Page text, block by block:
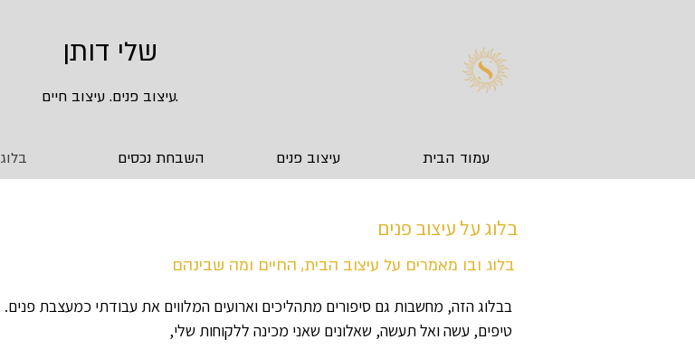
שלי דותן
.עיצוב פנים. עיצוב חיים
עמוד הבית עיצוב פנים השבחת נכסים בלוג
בלוג על עיצוב פנים
בלוג ובו מאמרים על עיצוב הבית, החיים ומה שבינהם
בבלוג הזה, מחשבות גם סיפורים מתהליכים וארועים המלווים את עבודתי כמעצבת פנים.
טיפים, עשה ואל תעשה, שאלונים שאני מכינה ללקוחות שלי,